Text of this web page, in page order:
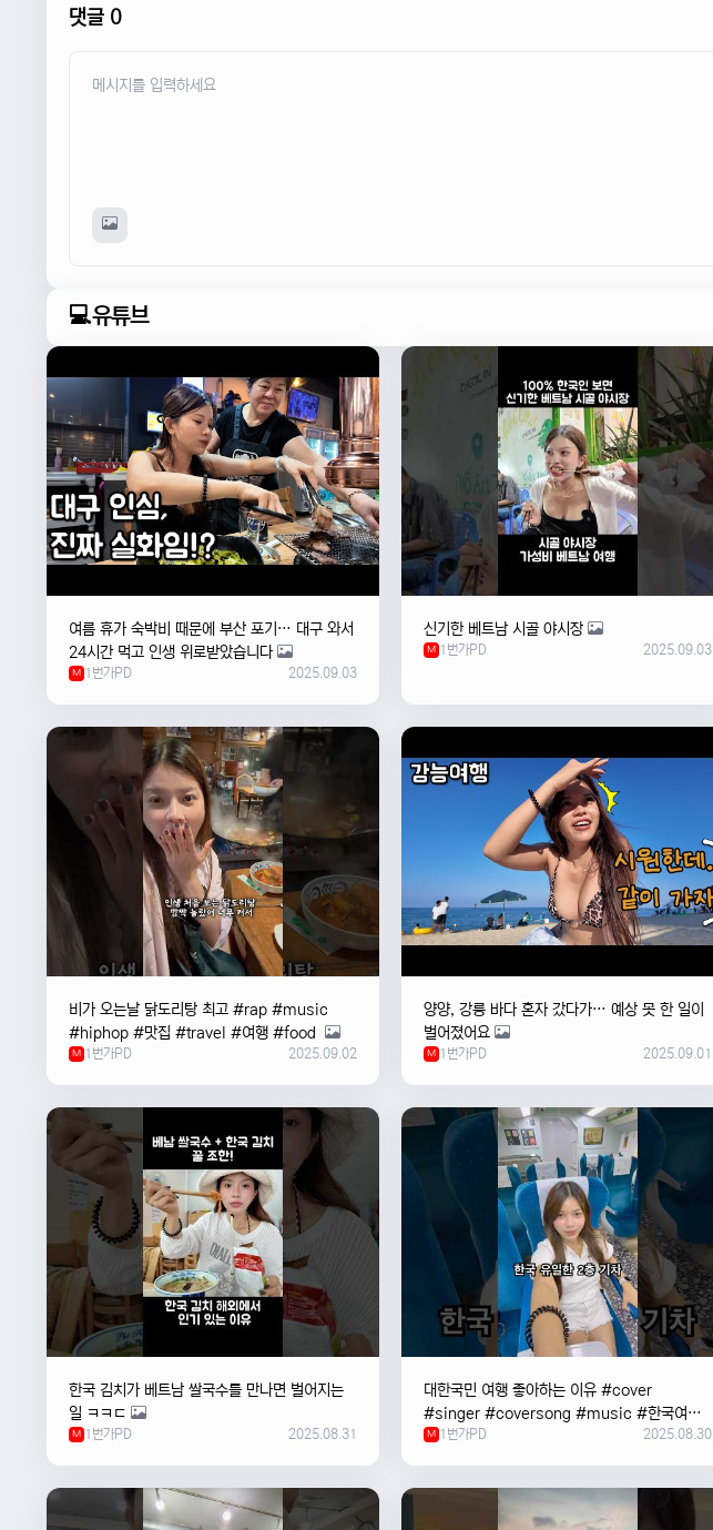
댓글 0
💻유튜브
여름 휴가 숙박비 때문에 부산 포기… 대구 와서
24시간 먹고 인생 위로받았습니다
M 1번가PD 2025.09.03
신기한 베트남 시골 야시장
M 1번가PD 2025.09.03
비가 오는날 ￼닭도리탕 최고 #rap #music
#hiphop #맛집 #travel #여행 #food ￼
M 1번가PD 2025.09.02
양양, 강릉 바다 혼자 갔다가… 예상 못 한 일이
벌어졌어요
M 1번가PD 2025.09.01
한국 김치가 베트남 쌀국수를 만나면 벌어지는
일 ㅋㅋㄷ
M 1번가PD 2025.08.31
대한국민 여행 좋아하는 이유 #cover
#singer #coversong #music #한국여행
#한국
M 1번가PD 2025.08.30